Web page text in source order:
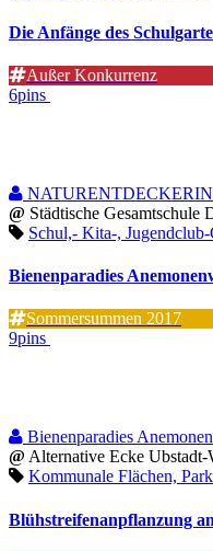
Die Anfänge des
Außer Konkurrenz
6pins
@ Städtische Gesamtschule
Schul,- Kita-,
Bienenparadies
Sommersummen 2017
9pins
Bienenparadies
@ Alternative Ecke Ubstadt-
Kommunale Flächen,
Blühstreifenanpflanzung